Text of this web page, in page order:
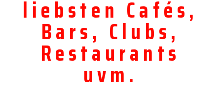
liebsten Cafés,
Bars, Clubs,
Restaurants
uvm.